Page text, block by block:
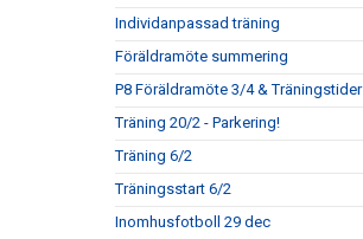
Individanpassad träning
Föräldramöte summering
P8 Föräldramöte 3/4 & Träningstider
Träning 20/2 - Parkering!
Träning 6/2
Träningsstart 6/2
Inomhusfotboll 29 dec